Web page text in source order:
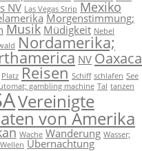
NV Las Vegas Strip Mexiko
Morgenstimmung;
Musik Müdigkeit Nebel
Nordamerika;
NV Oaxaca
Platz Reisen Schiff schlafen See
gambling machine Tal tanzen
Vereinigte
von Amerika
Wache Wanderung Wasser;
Wellen Übernachtung